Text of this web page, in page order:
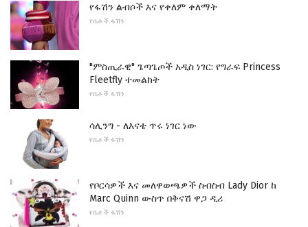
የፋሽን ልብሶች እና የቀለም ቀለማት
የሴቶች ፋሽን
"ምስጢራዊ" ጌጣጌጦች አዲስ ነገር: የግራፍ Princess
Fleetfly ተመልከት
የሴቶች ፋሽን
ሳሊንግ - ለእናቴ ጥሩ ነገር ነው
የሴቶች ፋሽን
የቦርሳዎች እና መለዋወጫዎች ስብስብ Lady Dior ከ
Marc Quinn ውስጥ በቅናሽ ዋጋ ዲሪ
የሴቶች ፋሽን